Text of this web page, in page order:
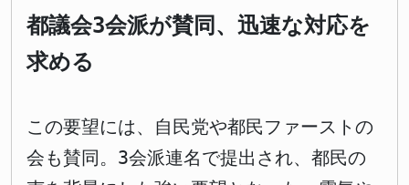
都議会3会派が賛同、迅速な対応を
求める
この要望には、自民党や都民ファーストの
会も賛同。3会派連名で提出され、都民の